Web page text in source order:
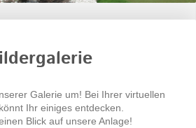
Galerie um! Bei Ihrer virtuellen
Ihr einiges entdecken.
Blick auf unsere Anlage!